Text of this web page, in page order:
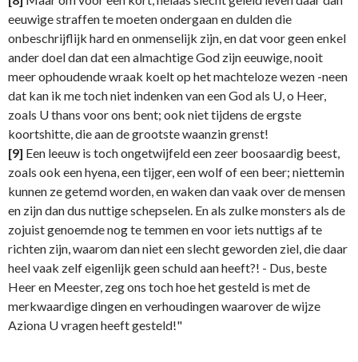
eeuwige straffen te moeten ondergaan en dulden die
onbeschrijflijk hard en onmenselijk zijn, en dat voor geen enkel
ander doel dan dat een almachtige God zijn eeuwige, nooit
meer ophoudende wraak koelt op het machteloze wezen -neen
dat kan ik me toch niet indenken van een God als U, o Heer,
zoals U thans voor ons bent; ook niet tijdens de ergste
koortshitte, die aan de grootste waanzin grenst!
[9] Een leeuw is toch ongetwijfeld een zeer boosaardig beest,
zoals ook een hyena, een tijger, een wolf of een beer; niettemin
kunnen ze getemd worden, en waken dan vaak over de mensen
en zijn dan dus nuttige schepselen. En als zulke monsters als de
zojuist genoemde nog te temmen en voor iets nuttigs af te
richten zijn, waarom dan niet een slecht geworden ziel, die daar
heel vaak zelf eigenlijk geen schuld aan heeft?! - Dus, beste
Heer en Meester, zeg ons toch hoe het gesteld is met de
merkwaardige dingen en verhoudingen waarover de wijze
Aziona U vragen heeft gesteld!"